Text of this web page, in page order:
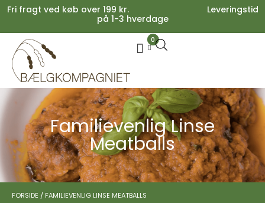
Fri fragt ved køb over 199 kr. Leveringstid
på 1-3 hverdage
0
Your cart is empty.
Subtotal: 0,00
0,00kr. inkl. moms
SE KURV KASSE
Familievenlig Linse
Meatballs
FORSIDE / FAMILIEVENLIG LINSE MEATBALLS